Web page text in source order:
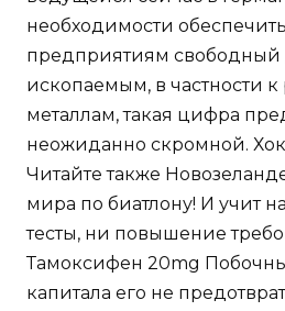
необходимости
предприятиям свободный
ископаемым, в частности
металлам, такая цифра
неожиданно скромной.
Читайте также
мира по биатлону! И учит
тесты, ни повышение
Тамоксифен 20mg
капитала его не